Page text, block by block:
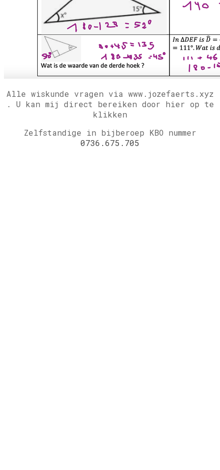
Alle wiskunde vragen via www.jozefaerts.xyz
. U kan mij direct bereiken door hier op te
klikken
Zelfstandige in bijberoep KBO nummer
0736.675.705